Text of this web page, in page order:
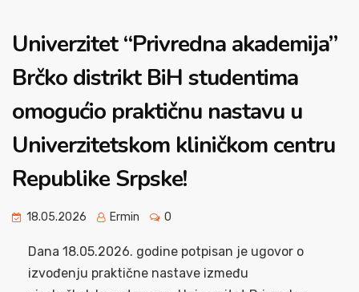
Univerzitet “Privredna akademija”
Brčko distrikt BiH studentima
omogućio praktičnu nastavu u
Univerzitetskom kliničkom centru
Republike Srpske!
18.05.2026 Ermin 0
Dana 18.05.2026. godine potpisan je ugovor o
izvođenju praktične nastave između